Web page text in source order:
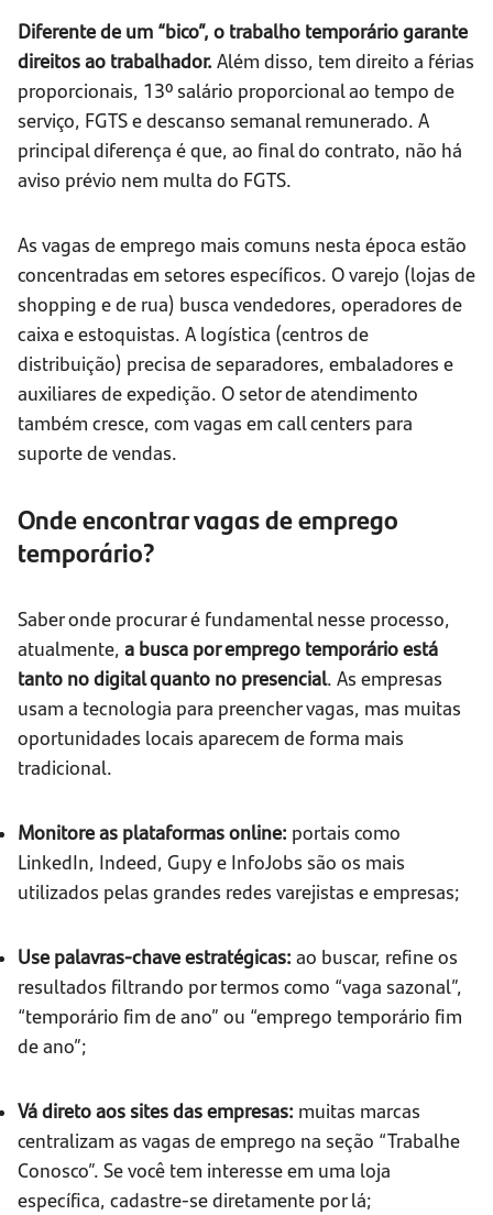
Diferente de um “bico”, o trabalho temporário garante
direitos ao trabalhador. Além disso, tem direito a férias
proporcionais, 13º salário proporcional ao tempo de
serviço, FGTS e descanso semanal remunerado. A
principal diferença é que, ao final do contrato, não há
aviso prévio nem multa do FGTS.
As vagas de emprego mais comuns nesta época estão
concentradas em setores específicos. O varejo (lojas de
shopping e de rua) busca vendedores, operadores de
caixa e estoquistas. A logística (centros de
distribuição) precisa de separadores, embaladores e
auxiliares de expedição. O setor de atendimento
também cresce, com vagas em call centers para
suporte de vendas.
Onde encontrar vagas de emprego
temporário?
Saber onde procurar é fundamental nesse processo,
atualmente, a busca por emprego temporário está
tanto no digital quanto no presencial. As empresas
usam a tecnologia para preencher vagas, mas muitas
oportunidades locais aparecem de forma mais
tradicional.
Monitore as plataformas online: portais como
LinkedIn, Indeed, Gupy e InfoJobs são os mais
utilizados pelas grandes redes varejistas e empresas;
Use palavras-chave estratégicas: ao buscar, refine os
resultados filtrando por termos como “vaga sazonal”,
“temporário fim de ano” ou “emprego temporário fim
de ano”;
Vá direto aos sites das empresas: muitas marcas
centralizam as vagas de emprego na seção “Trabalhe
Conosco”. Se você tem interesse em uma loja
específica, cadastre-se diretamente por lá;